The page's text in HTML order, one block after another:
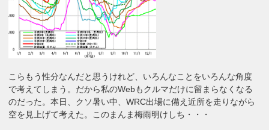
こらもう性分なんだと思うけれど、いろんなことをいろんな角度
で考えてしまう。だから私のWebもクルマだけに留まらなくなる
のだった。本日、クソ暑い中、WRC出場に備え近所を走りながら
空を見上げて考えた。このまんま梅雨明けしち・・・